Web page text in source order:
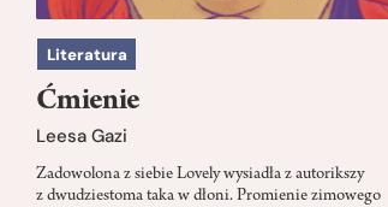
Literatura
Ćmienie
Leesa Gazi
Zadowolona z siebie Lovely wysiadła z autorikszy
z dwudziestoma taka w dłoni. Promienie zimowego